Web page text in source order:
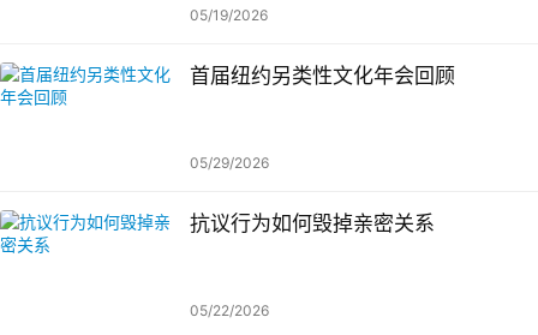
05/19/2026
首届纽约另类性文化年会回顾
05/29/2026
抗议行为如何毁掉亲密关系
05/22/2026